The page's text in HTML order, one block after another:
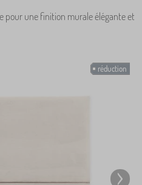
pour une finition murale élégante et
réduction